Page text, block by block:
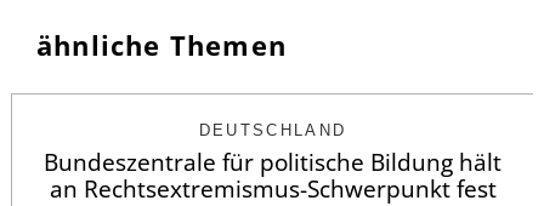
ähnliche Themen
DEUTSCHLAND
Bundeszentrale für politische Bildung hält
an Rechtsextremismus-Schwerpunkt fest